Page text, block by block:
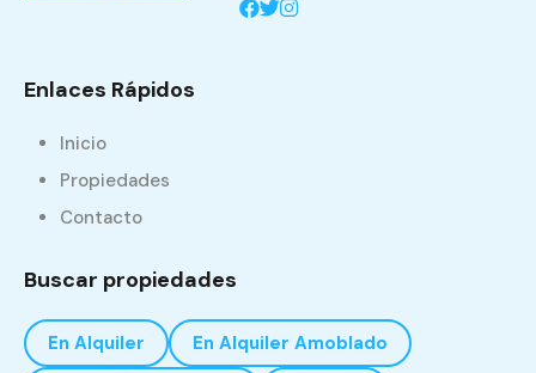
Enlaces Rápidos
Inicio
Propiedades
Contacto
Buscar propiedades
En Alquiler
En Alquiler Amoblado